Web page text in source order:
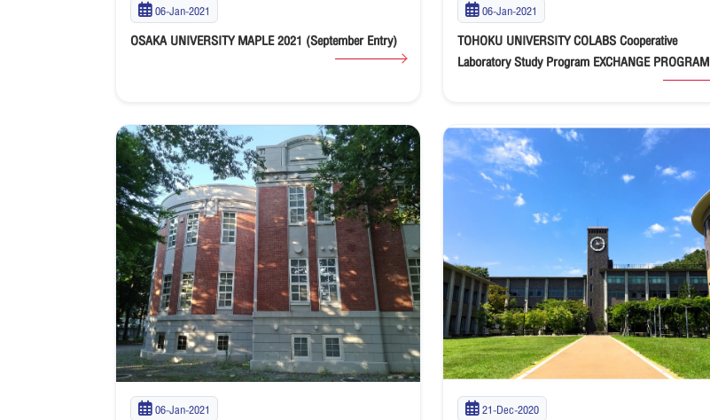
06-Jan-2021
OSAKA UNIVERSITY MAPLE 2021 (September Entry)
06-Jan-2021
TOHOKU UNIVERSITY COLABS Cooperative
Laboratory Study Program EXCHANGE PROGRAM
06-Jan-2021 21-Dec-2020